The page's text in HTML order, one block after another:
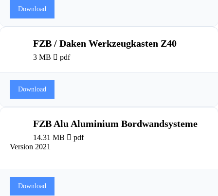
Download
FZB / Daken Werkzeugkasten Z40
3 MB pdf
Download
FZB Alu Aluminium Bordwandsysteme
14.31 MB
pdf
Version 2021
Download